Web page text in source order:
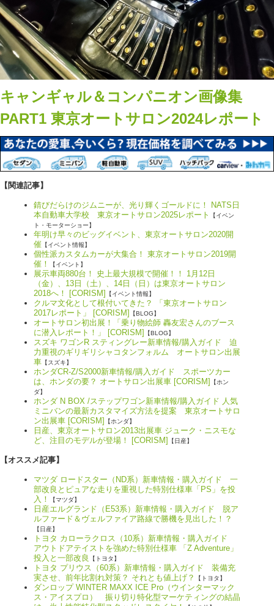
キャンギャル＆コンパニオン画像集
PART1 東京オートサロン2024レポート
【関連記事】
錆びだらけのジムニーが、光り輝くゴールドに！ NATS日
本自動車大学校 東京オートサロン2025レポート
【イベン
ト・モーターショー】
年明け早々のビッグイベント、東京オートサロン2020開
催 【イベント情報】
個性派カスタムカーが大集合！ 東京オートサロン2019開
催！
【イベント】
展示車両880台！ 史上最大規模で開催！！ 1月12日
（金）、13日（土）、14日（日）は東京オートサロン
2018へ！ [CORISM] 【イベント情報】
クルマ文化として根付いてきた？ 「東京オートサロン
2017レポート」 [CORISM] 【BLOG】
オートサロン初出展！「乗り物絵師 轟友宏さんのブース
に潜入レポート！」 [CORISM] 【BLOG】
スズキ ワゴンR スティングレー新車情報/購入ガイド 迫
力重視のギリギリシャコタンフォルム オートサロン出展
車 【スズキ】
ホンダCR-Z/S2000新車情報/購入ガイド スポーツカー
は、ホンダの要？ オートサロン出展車 [CORISM] 【ホン
ダ】
ホンダ N BOX /ステップワゴン新車情報/購入ガイド 人気
ミニバンの最新カスタマイズ方法を提案 東京オートサロ
ン出展車 [CORISM] 【ホンダ】
日産、東京オートサロン2013出展車 ジューク・ニスモな
ど、注目のモデルが登場！ [CORISM] 【日産】
【オススメ記事】
マツダ ロードスター（ND系）新車情報・購入ガイド 一
部改良とピュアな走りを重視した特別仕様車「PS」を投
入！
【マツダ】
日産エルグランド（E53系）新車情報・購入ガイド 脱ア
ルファード＆ヴェルファイア路線で勝機を見出した！？
【日産】
トヨタ カローラクロス（10系）新車情報・購入ガイド
アウトドアテイストを強めた特別仕様車 「Z Adventure」
投入と一部改良
【トヨタ】
トヨタ プリウス（60系）新車情報・購入ガイド 装備充
実させ、前年比割れ対策？ それとも値上げ？
【トヨタ】
ダンロップ WINTER MAXX ICE Pro（ウインターマック
ス・アイスプロ） 振り切り特化型マーケティングの結晶